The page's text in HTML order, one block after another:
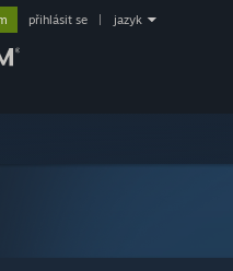
přihlásit se jazyk